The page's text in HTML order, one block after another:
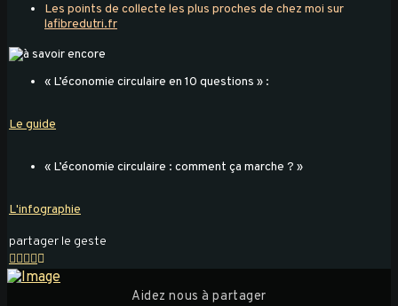
Les points de collecte les plus proches de chez moi sur
lafibredutri.fr
« L’économie circulaire en 10 questions » :
Le guide
« L’économie circulaire : comment ça marche ? »
L'infographie
partager le geste
Aidez nous à partager